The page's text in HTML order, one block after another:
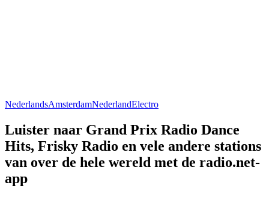
NederlandsAmsterdamNederlandElectro
Luister naar Grand Prix Radio Dance
Hits, Frisky Radio en vele andere stations
van over de hele wereld met de radio.net-
app